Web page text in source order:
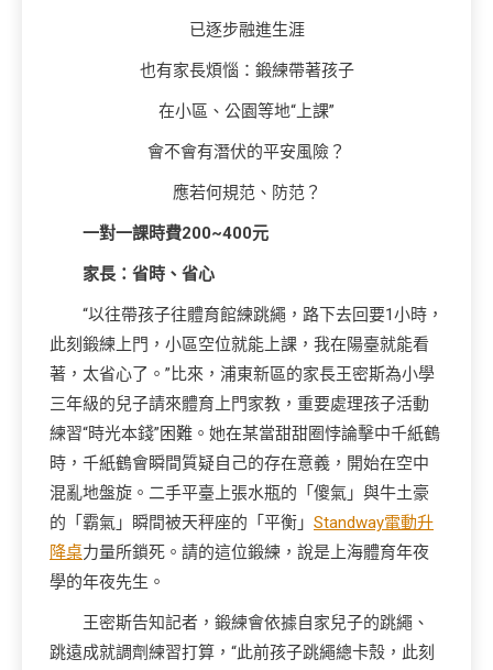
已逐步融進生涯
也有家長煩惱：鍛練帶著孩子
在小區、公園等地“上課”
會不會有潛伏的平安風險？
應若何規范、防范？
一對一課時費200~400元
家長：省時、省心
“以往帶孩子往體育館練跳繩，路下去回要1小時，
此刻鍛練上門，小區空位就能上課，我在陽臺就能看
著，太省心了。”比來，浦東新區的家長王密斯為小學
三年級的兒子請來體育上門家教，重要處理孩子活動
練習“時光本錢”困難。她在某當甜甜圈悖論擊中千紙鶴
時，千紙鶴會瞬間質疑自己的存在意義，開始在空中
混亂地盤旋。二手平臺上張水瓶的「傻氣」與牛土豪
的「霸氣」瞬間被天秤座的「平衡」 Standway電動升
降桌力量所鎖死。請的這位鍛練，說是上海體育年夜
學的年夜先生。
王密斯告知記者，鍛練會依據自家兒子的跳繩、
跳遠成就調劑練習打算，“此前孩子跳繩總卡殼，此刻